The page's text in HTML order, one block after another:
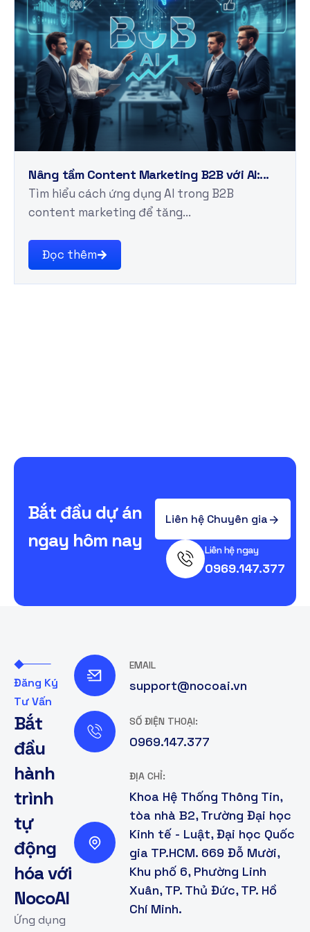
Nâng tầm Content Marketing B2B với AI:...
Tìm hiểu cách ứng dụng AI trong B2B
content marketing để tăng...
Đọc thêm
Bắt đầu dự án
ngay hôm nay
Liên hệ Chuyên gia
Liên hệ ngay
0969.147.377
Đăng Ký
Tư Vấn
Bắt
đầu
hành
trình
tự
động
hóavới
NocoAI
Ứng dụng
EMAIL
support@nocoai.vn
SỐ ĐIỆN THOẠI:
0969.147.377
ĐỊA CHỈ:
Khoa Hệ Thống Thông Tin,
tòa nhà B2, Trường Đại học
Kinh tế - Luật, Đại học Quốc
gia TP.HCM. 669 Đỗ Mười,
Khu phố 6, Phường Linh
Xuân, TP. Thủ Đức, TP. Hồ
Chí Minh.